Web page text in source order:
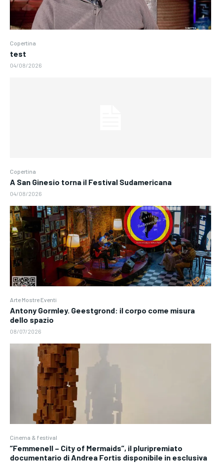
Copertina
test
04/08/2026
Copertina
A San Ginesio torna il Festival Sudamericana
04/08/2026
Arte Mostre Eventi
Antony Gormley. Geestgrond: il corpo come misura
dello spazio
08/07/2026
Cinema & festival
“Femmenell – City of Mermaids”, il pluripremiato
documentario di Andrea Fortis disponibile in esclusiva